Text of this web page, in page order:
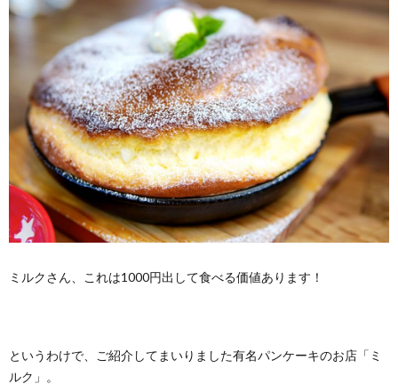
ミルクさん、これは1000円出して食べる価値あります！
というわけで、ご紹介してまいりました有名パンケーキのお店「ミ
ルク」。